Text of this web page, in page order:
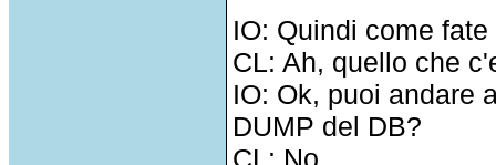
IO: Quindi come
CL: Ah, quello che
IO: Ok, puoi andare
DUMP del DB?
CL: No.